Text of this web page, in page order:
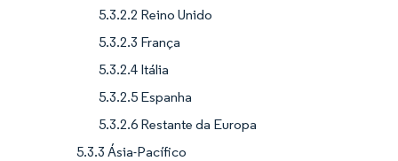
5.3.2.2 Reino Unido
5.3.2.3 França
5.3.2.4 Itália
5.3.2.5 Espanha
5.3.2.6 Restante da Europa
5.3.3 Ásia-Pacífico